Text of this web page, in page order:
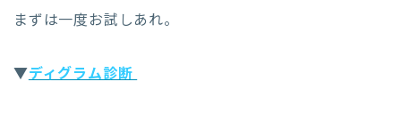
まずは一度お試しあれ。
▼ディグラム診断